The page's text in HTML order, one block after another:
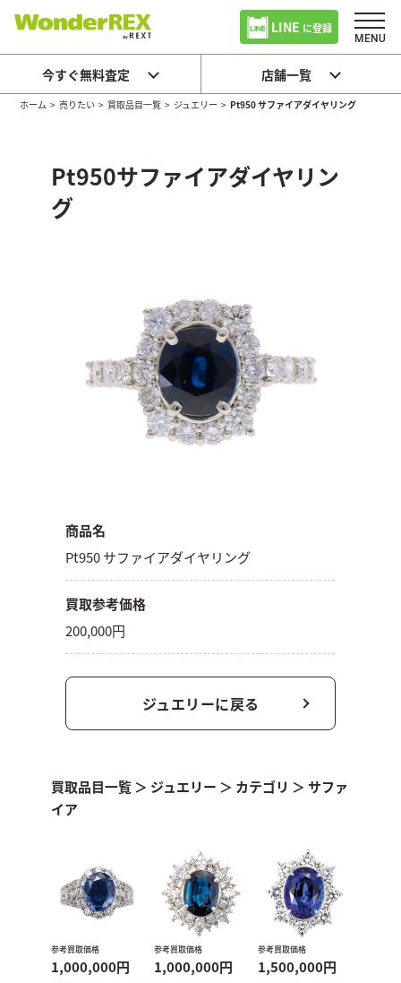
LINE に登録
今すぐ無料査定 店舗一覧
ホーム >売りたい > 買取品目一覧 > ジュエリー > Pt950 サファイアダイヤリング
Pt950サファイアダイヤリン
グ
商品名
Pt950 サファイアダイヤリング
買取参考価格
200,000円
ジュエリーに戻る
買取品目一覧＞ ジュエリー ＞ カテゴリ ＞サファ
イア
参考買取価格
1,000,000円
参考買取価格
1,000,000円
参考買取価格
1,500,000円